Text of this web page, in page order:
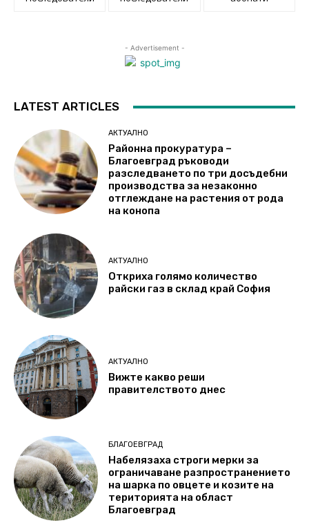
- Advertisement -
LATEST ARTICLES
АКТУАЛНО
Районна прокуратура –
Благоевград ръководи
разследването по три досъдебни
производства за незаконно
отглеждане на растения от рода
на конопа
АКТУАЛНО
Откриха голямо количество
райски газ в склад край София
АКТУАЛНО
Вижте какво реши
правителството днес
БЛАГОЕВГРАД
Набелязаха строги мерки за
ограничаване разпространението
на шарка по овцете и козите на
територията на област
Благоевград